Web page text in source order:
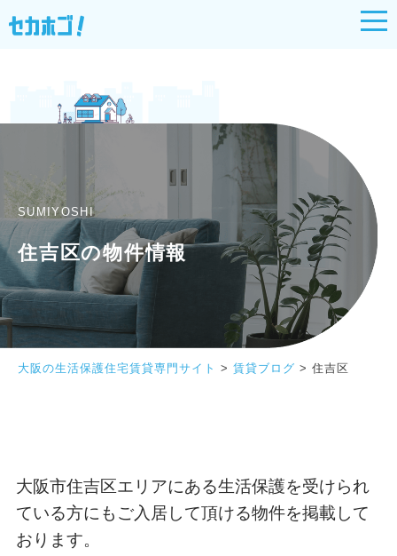
SUMIYOSHI
住吉区の物件情報
大阪の生活保護住宅賃貸専門サイト >賃貸ブログ >住吉区
大阪市住吉区エリアにある生活保護を受けられ
ている方にもご入居して頂ける物件を掲載して
おります。